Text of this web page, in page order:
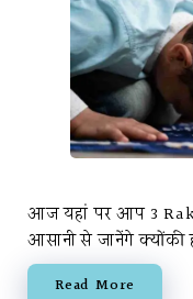
आज यहां पर आप 3
आसानी से जानेंगे क्योंकी
Read More